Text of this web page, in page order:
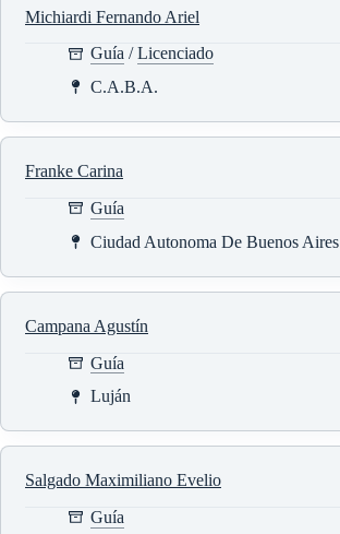
Michiardi Fernando Ariel
Guía /Licenciado
C.A.B.A.
Franke Carina
Guía
Ciudad Autonoma De Buenos Aires
Campana Agustín
Guía
Luján
Salgado Maximiliano Evelio
Guía